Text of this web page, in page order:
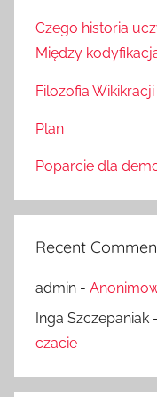
Czego historia
Między
Filozofia Wikikracji
Plan
Poparcie dla
Recent
admin -
Inga Szczepaniak -
czacie